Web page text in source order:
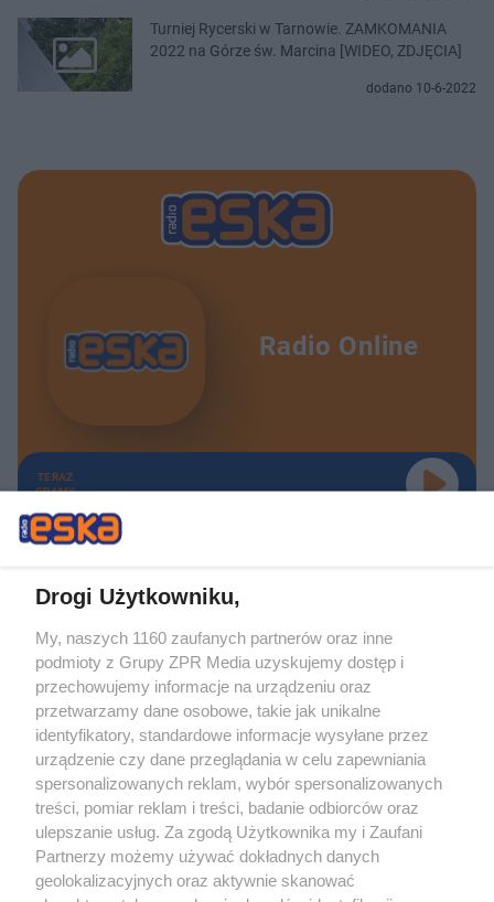
Turniej Rycerski w Tarnowie. ZAMKOMANIA
2022 na Górze św. Marcina [WIDEO, ZDJĘCIA]
dodano 10-6-2022
Radio Online
TERAZ
GRAMY
Żaden utwór zamieszczony w serwisie nie może być powielany i
rozpowszechniany lub dalej rozpowszechniany w jakikolwiek sposób (w
tym także elektroniczny lub mechaniczny) na jakimkolwiek polu
eksploatacji w jakiejkolwiek formie, włącznie z umieszczaniem w Internecie
bez pisemnej zgody właściciela praw. Jakiekolwiek użycie lub
wykorzystanie utworów w całości lub w części z naruszeniem prawa, tzn.
bez właściwej zgody, jest zabronione pod groźbą kary i może być ścigane
prawnie.
Drogi Użytkowniku,
My, naszych 1160 zaufanych partnerów oraz inne
podmioty z Grupy ZPR Media uzyskujemy dostęp i
przechowujemy informacje na urządzeniu oraz
przetwarzamy dane osobowe, takie jak unikalne
identyfikatory, standardowe informacje wysyłane przez
urządzenie czy dane przeglądania w celu zapewniania
spersonalizowanych reklam, wybór spersonalizowanych
treści, pomiar reklam i treści, badanie odbiorców oraz
ulepszanie usług. Za zgodą Użytkownika my i Zaufani
Partnerzy możemy używać dokładnych danych
geolokalizacyjnych oraz aktywnie skanować